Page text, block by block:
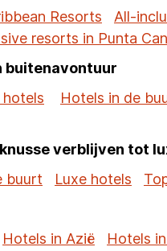
Resorts All-
resorts in Punta
buitenavontuur
hotels
Hotels in de
knusse verblijven tot
buurt
Luxe hotels
Hotels in Azië Hotels